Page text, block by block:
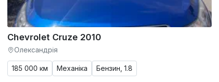
Chevrolet Cruze 2010
Олександрія
185 000 км Механіка Бензин, 1.8